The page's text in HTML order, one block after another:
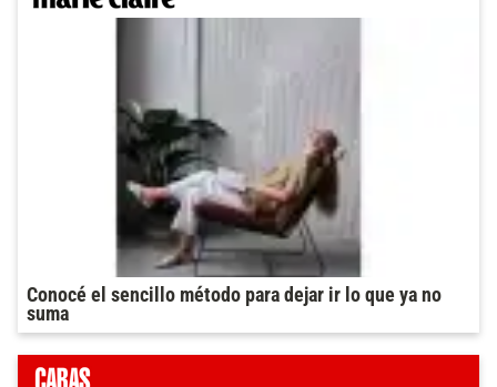
Conocé el sencillo método para dejar ir lo que ya no
suma